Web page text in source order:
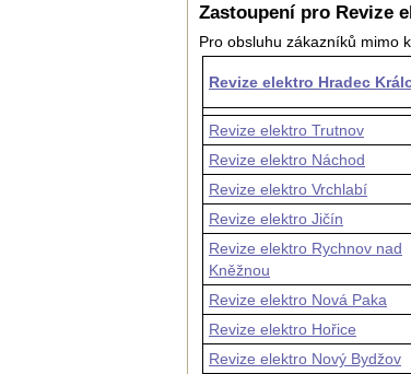
Zastoupení pro Revize
Pro obsluhu zákazníků mimo
Revize elektro Hradec
Revize elektro Trutnov
Revize elektro Náchod
Revize elektro Vrchlabí
Revize elektro Jičín
Revize elektro Rychnov nad
Kněžnou
Revize elektro Nová Paka
Revize elektro Hořice
Revize elektro Nový Bydžov